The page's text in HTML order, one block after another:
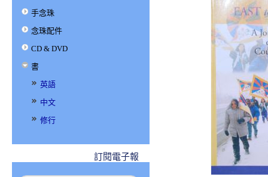
手念珠
念珠配件
CD & DVD
書
英語
中文
修行
訂閱電子報